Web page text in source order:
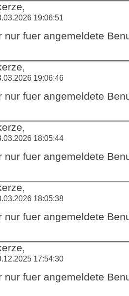
19:06:51
nur fuer angemeldete
19:06:46
nur fuer angemeldete
18:05:44
nur fuer angemeldete
18:05:38
nur fuer angemeldete
17:54:30
nur fuer angemeldete